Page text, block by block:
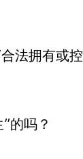
法拥有或
的吗？